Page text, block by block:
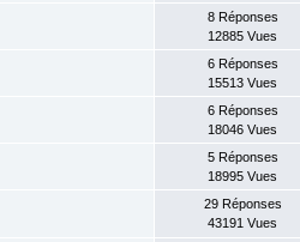
8 Réponses
12885 Vues
6 Réponses
15513 Vues
6 Réponses
18046 Vues
5 Réponses
18995 Vues
29 Réponses
43191 Vues